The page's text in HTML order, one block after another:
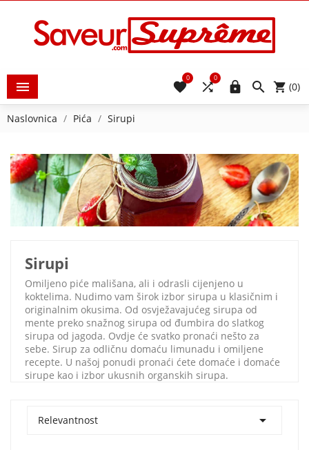
  (0)


0

0
Naslovnica Pića Sirupi
Sirupi
Omiljeno piće mališana, ali i odrasli cijenjeno u
koktelima. Nudimo vam širok izbor sirupa u klasičnim i
originalnim okusima. Od osvježavajućeg sirupa od
mente preko snažnog sirupa od đumbira do slatkog
sirupa od jagoda. Ovdje će svatko pronaći nešto za
sebe. Sirup za odličnu domaću limunadu i omiljene
recepte. U našoj ponudi pronaći ćete domaće i domaće
sirupe kao i izbor ukusnih organskih sirupa.
Relevantnost 